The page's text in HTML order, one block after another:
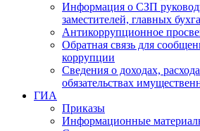
Информация о СЗП
заместителей, главных
Антикоррупционное
Обратная связь для
коррупции
Сведения о доходах,
обязательствах
ГИА
Приказы
Информационные